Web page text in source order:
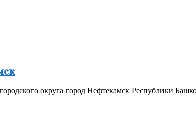
округа город Нефтекамск Республики